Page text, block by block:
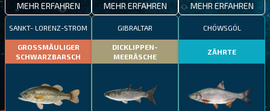
MEHR ERFAHREN MEHR ERFAHREN MEHR ERFAHREN
SANKT- LORENZ-STROM
GROSSMÄULIGER
SCHWARZBARSCH
GIBRALTAR
DICKLIPPEN-
MEERÄSCHE
CHÖWSGÖL
ZÄHRTE